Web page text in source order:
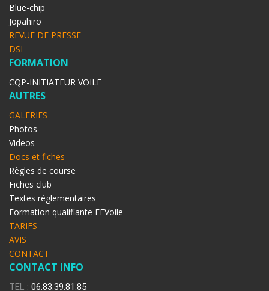
Blue-chip
Jopahiro
REVUE DE PRESSE
DSI
FORMATION
CQP-INITIATEUR VOILE
AUTRES
GALERIES
Photos
Videos
Docs et fiches
Règles de course
Fiches club
Textes réglementaires
Formation qualifiante FFVoile
TARIFS
AVIS
CONTACT
CONTACT INFO
TEL : 06.83.39.81.85